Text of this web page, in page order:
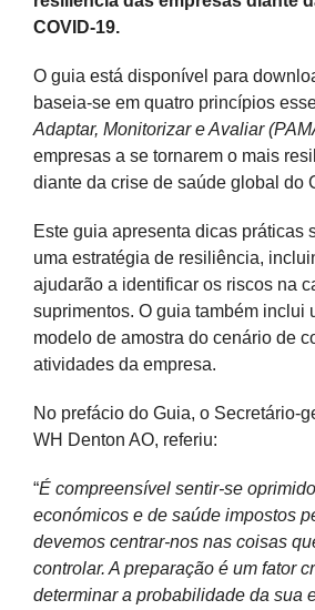
COVID-19.
O guia está disponível para
baseia-se em quatro princípios
Adaptar, Monitorizar e Avaliar
empresas a se tornarem o mais
diante da crise de saúde global do
Este guia apresenta dicas práticas
uma estratégia de resiliência,
ajudarão a identificar os riscos na
suprimentos. O guia também inclui
modelo de amostra do cenário de
atividades da empresa.
No prefácio do Guia, o Secretário-
WH Denton AO, referiu:
“É compreensível sentir-se
económicos e de saúde impostos
devemos centrar-nos nas coisas
controlar. A preparação é um fator
determinar a probabilidade da sua